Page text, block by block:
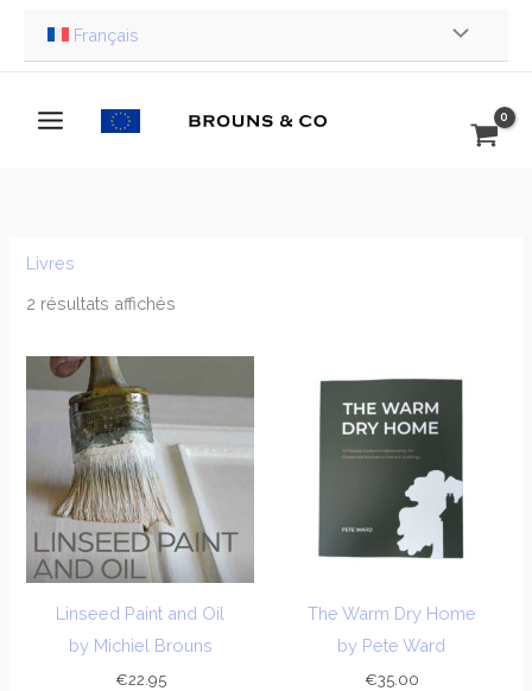
Français
Livres
2 résultats affichés
Linseed Paint and Oil
by Michiel Brouns
€22.95
The Warm Dry Home
by Pete Ward
€35.00